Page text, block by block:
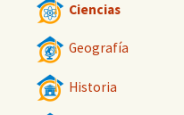
Ciencias
Geografía
Historia